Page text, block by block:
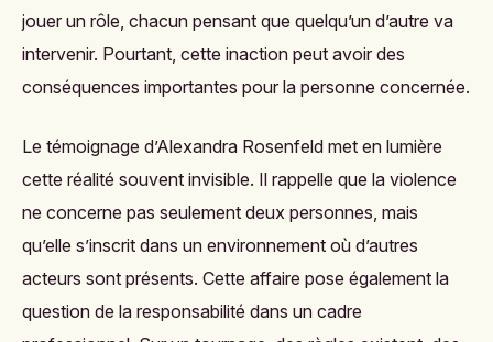
jouer un rôle, chacun pensant que quelqu’un d’autre va
intervenir. Pourtant, cette inaction peut avoir des
conséquences importantes pour la personne concernée.
Le témoignage d’Alexandra Rosenfeld met en lumière
cette réalité souvent invisible. Il rappelle que la violence
ne concerne pas seulement deux personnes, mais
qu’elle s’inscrit dans un environnement où d’autres
acteurs sont présents. Cette affaire pose également la
question de la responsabilité dans un cadre